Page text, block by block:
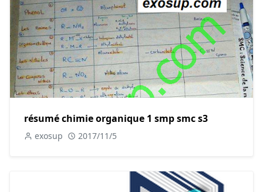
résumé chimie organique 1 smp smc s3
exosup 2017/11/5